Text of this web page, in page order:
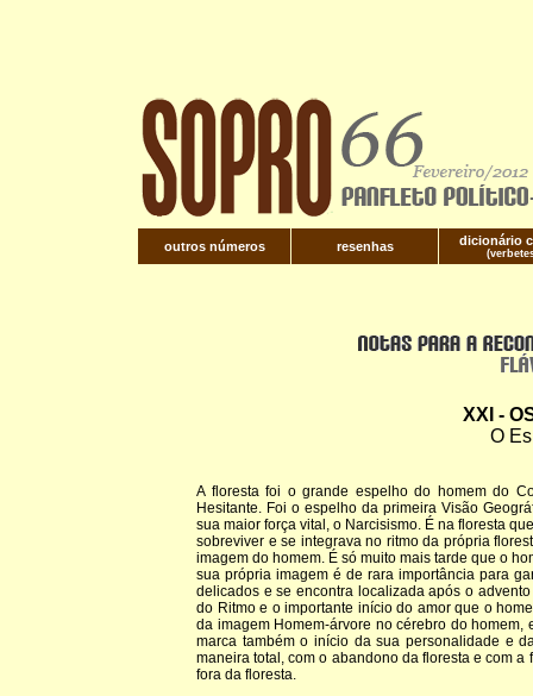
outros números resenhas dicionário
XXI -
O
A floresta foi o grande espelho do homem do
Hesitante. Foi o espelho da primeira Visão
sua maior força vital, o Narcisismo. É na floresta
sobreviver e se integrava no ritmo da própria
imagem do homem. É só muito mais tarde que o
sua própria imagem é de rara importância para
delicados e se encontra localizada após o
do Ritmo e o importante início do amor que o
da imagem Homem-árvore no cérebro do
marca também o início da sua personalidade e
maneira total, com o abandono da floresta e com
fora da floresta.